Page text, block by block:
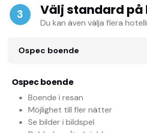
3 Välj standard på
Du kan även välja flera
Ospec boende
Ospec boende
Boende i resan
Möjlighet till fler nätter
Se bilder i bildspel